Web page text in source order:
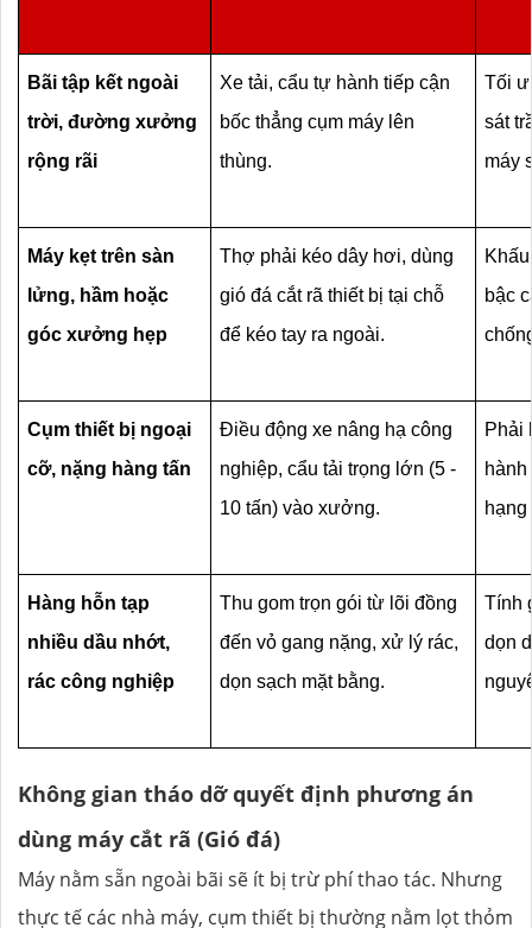
Bãi tập kết ngoài
trời, đường xưởng
rộng rãi
Xe tải, cẩu tự hành tiếp cận
bốc thẳng cụm máy lên
thùng.
Tối
sát
máy
Máy kẹt trên sàn
lửng, hầm hoặc
góc xưởng hẹp
Thợ phải kéo dây hơi, dùng
gió đá cắt rã thiết bị tại chỗ
để kéo tay ra ngoài.
bậc
Cụm thiết bị ngoại
cỡ, nặng hàng tấn
Điều động xe nâng hạ công
nghiệp, cẩu tải trọng lớn (5 -
10 tấn) vào xưởng.
Phải
Hàng hỗn tạp
nhiều dầu nhớt,
rác công nghiệp
Thu gom trọn gói từ lõi đồng
đến vỏ gang nặng, xử lý rác,
dọn sạch mặt bằng.
Tính
dọn
Không gian tháo dỡ quyết định phương án
dùng máy cắt rã (Gió đá)
Máy nằm sẵn ngoài bãi sẽ ít bị trừ phí thao tác. Nhưng
thực tế các nhà máy, cụm thiết bị thường nằm lọt thỏm